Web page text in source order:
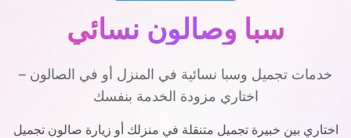
سبا وصالون نسائي
خدمات تجميل وسبا نسائية في المنزل أو في الصالون –
اختاري مزودة الخدمة بنفسك
اختاري بين خبيرة تجميل متنقلة في منزلك أو زيارة صالون تجميل